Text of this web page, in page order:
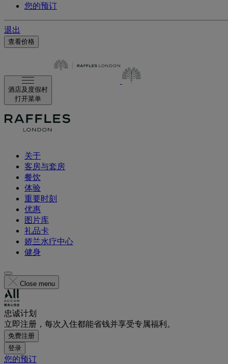
您的预订
退出
查看价格
酒店及度假村
打开菜单
关于
客房与套房
餐饮
体验
重要时刻
优惠
图片库
礼品卡
娇兰水疗中心
健身
Close menu
忠诚计划
立即注册，每次入住都能省钱并享受专属福利。
免费注册
登录
您的预订